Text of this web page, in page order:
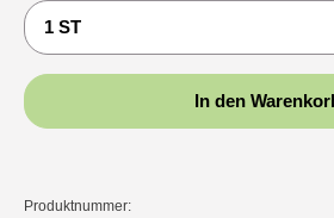
Produkt Anzahl: Gib den
In den
Produktnummer: